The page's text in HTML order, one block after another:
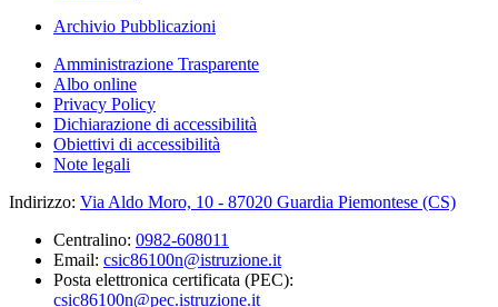
Archivio Pubblicazioni
Amministrazione Trasparente
Albo online
Privacy Policy
Dichiarazione di accessibilità
Obiettivi di accessibilità
Note legali
Indirizzo: Via Aldo Moro, 10 - 87020 Guardia Piemontese (CS)
Centralino: 0982-608011
Email: csic86100n@istruzione.it
Posta elettronica certificata (PEC):
csic86100n@pec.istruzione.it